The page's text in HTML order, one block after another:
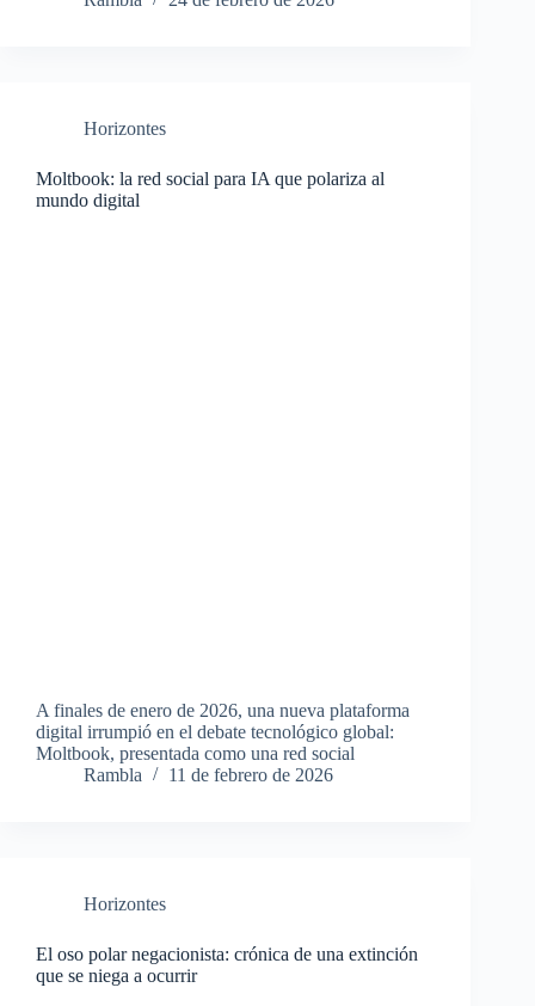
Horizontes
Moltbook: la red social para IA que polariza al
mundo digital
A finales de enero de 2026, una nueva plataforma
digital irrumpió en el debate tecnológico global:
Moltbook, presentada como una red social
Rambla
11 de febrero de 2026
Horizontes
El oso polar negacionista: crónica de una extinción
que se niega a ocurrir